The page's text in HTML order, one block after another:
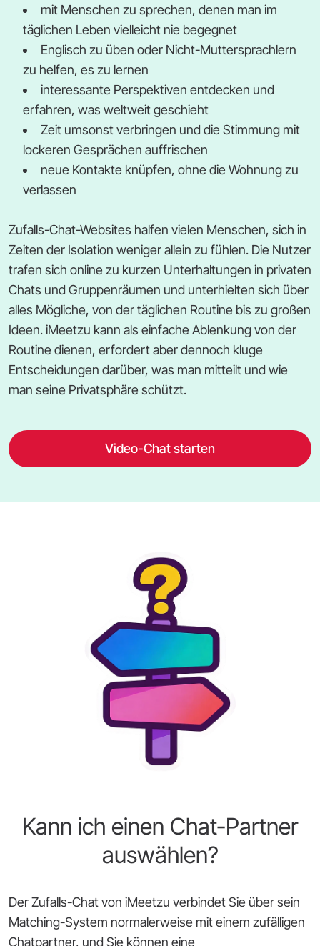
mit Menschen zu sprechen, denen man im
täglichen Leben vielleicht nie begegnet
Englisch zu üben oder Nicht-Muttersprachlern
zu helfen, es zu lernen
interessante Perspektiven entdecken und
erfahren, was weltweit geschieht
Zeit umsonst verbringen und die Stimmung mit
lockeren Gesprächen auffrischen
neue Kontakte knüpfen, ohne die Wohnung zu
verlassen
Zufalls-Chat-Websites halfen vielen Menschen, sich in
Zeiten der Isolation weniger allein zu fühlen. Die Nutzer
trafen sich online zu kurzen Unterhaltungen in privaten
Chats und Gruppenräumen und unterhielten sich über
alles Mögliche, von der täglichen Routine bis zu großen
Ideen. iMeetzu kann als einfache Ablenkung von der
Routine dienen, erfordert aber dennoch kluge
Entscheidungen darüber, was man mitteilt und wie
man seine Privatsphäre schützt.
Video-Chat starten
Kann ich einen Chat-Partner
auswählen?
Der Zufalls-Chat von iMeetzu verbindet Sie über sein
Matching-System normalerweise mit einem zufälligen
Chatpartner, und Sie können eine